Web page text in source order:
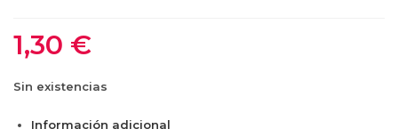
1,30 €
Sin existencias
Información adicional